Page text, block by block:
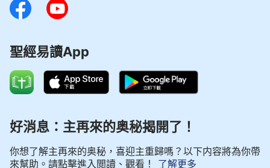
聖經易讀App
好消息：主再來的奥秘揭開了！
你想了解主再來的奥秘，喜迎主重歸嗎？以下内容將為你帶
來幫助。請點擊進入閲讀、觀看！
了解更多